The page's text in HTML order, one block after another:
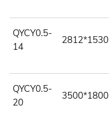
QYCY0.5-
14
2812*1530
QYCY0.5-
20
3500*1800